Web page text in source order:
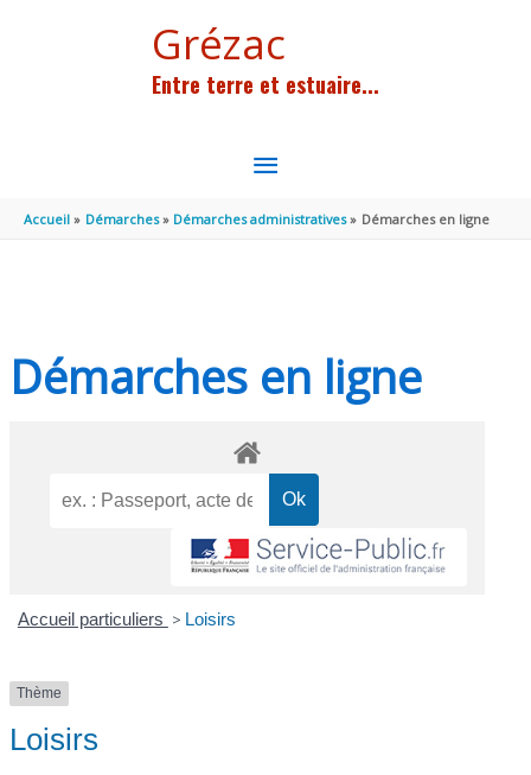
Grézac
Entre terre et estuaire...
MENU
PRINCIPAL
Accueil Démarches Démarches administratives Démarches en ligne
Démarches en ligne
Accueil particuliers > Loisirs
Thème
Loisirs